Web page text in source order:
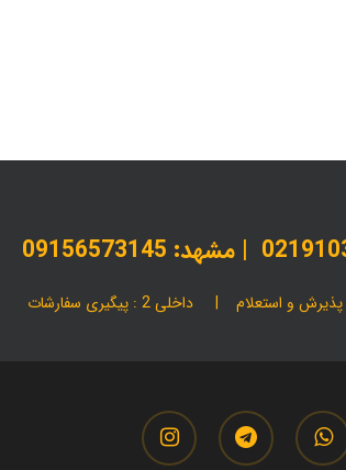
| مشهد: 09156573145
instagram telegram